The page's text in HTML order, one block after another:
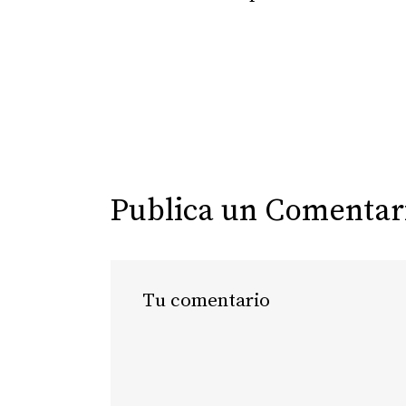
Publica un